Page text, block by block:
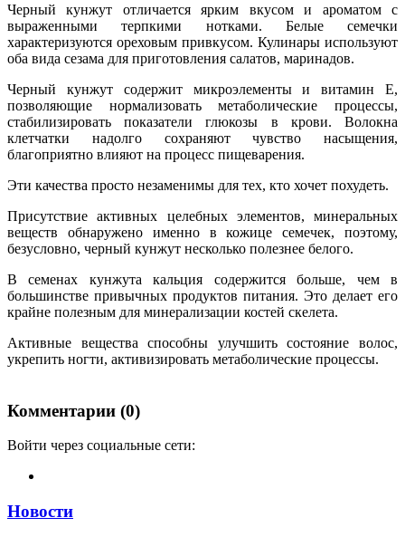
Черный кунжут отличается ярким вкусом и ароматом с
выраженными терпкими нотками. Белые семечки
характеризуются ореховым привкусом. Кулинары используют
оба вида сезама для приготовления салатов, маринадов.
Черный кунжут содержит микроэлементы и витамин Е,
позволяющие нормализовать метаболические процессы,
стабилизировать показатели глюкозы в крови. Волокна
клетчатки надолго сохраняют чувство насыщения,
благоприятно влияют на процесс пищеварения.
Эти качества просто незаменимы для тех, кто хочет похудеть.
Присутствие активных целебных элементов, минеральных
веществ обнаружено именно в кожице семечек, поэтому,
безусловно, черный кунжут несколько полезнее белого.
В семенах кунжута кальция содержится больше, чем в
большинстве привычных продуктов питания. Это делает его
крайне полезным для минерализации костей скелета.
Активные вещества способны улучшить состояние волос,
укрепить ногти, активизировать метаболические процессы.
Комментарии (0)
Войти через социальные сети:
Новости